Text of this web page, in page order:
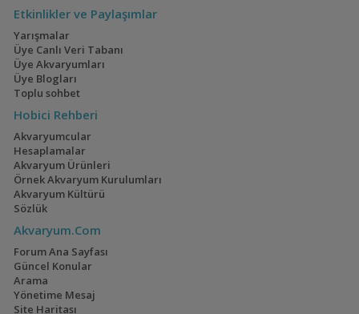
Etkinlikler ve Paylaşımlar
Yarışmalar
Üye Canlı Veri Tabanı
Üye Akvaryumları
Üye Blogları
Toplu sohbet
Hobici Rehberi
Akvaryumcular
Hesaplamalar
Akvaryum Ürünleri
Örnek Akvaryum Kurulumları
Akvaryum Kültürü
Sözlük
Akvaryum.Com
Forum Ana Sayfası
Güncel Konular
Arama
Yönetime Mesaj
Site Haritası